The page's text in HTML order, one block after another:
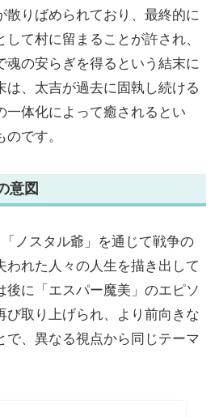
散りばめられており、最終的に
て村に留まることが許され、
魂の安らぎを得るという結末に
は、太吉が過去に固執し続ける
一体化によって癒されるとい
です。
意図
ノスタル爺」を通じて戦争の
われた人々の人生を描き出して
後に「エスパー魔美」のエピソ
び取り上げられ、より前向きな
で、異なる視点から同じテーマ